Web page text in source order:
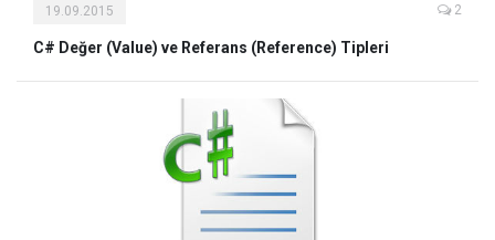
19.09.2015 2
C# Değer (Value) ve Referans (Reference) Tipleri